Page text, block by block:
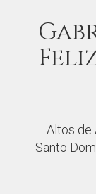
Altos de
Santo